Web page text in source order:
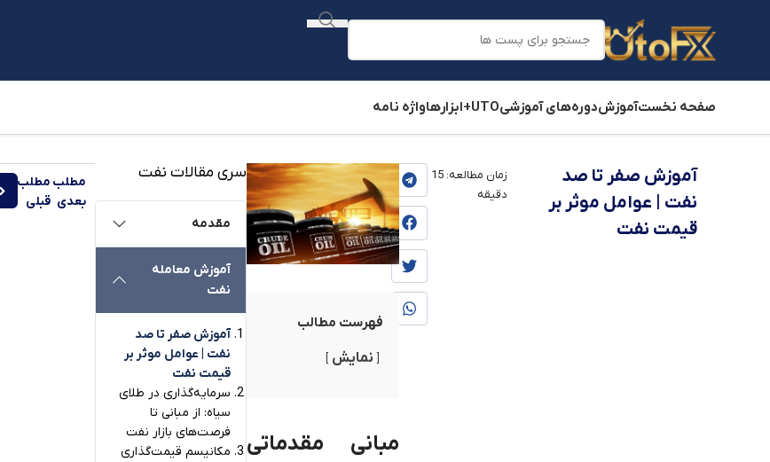
صفحه نخستآموزشدوره‌های آموزشیUTO+ ابزارهاواژه نامه
بلاگ »آموزش »آموزش فاندامنتال »آموزش فاندامنتال کامودیتی
آموزش صفر تا صد
نفت | عوامل موثر بر
قیمت نفت
زمان مطالعه: 15
دقیقه
فهرست مطالب
نمایش
مبانی مقدماتی
سری مقالات نفت
مقدمه
آموزش معامله
نفت
آموزش صفر تا صد
نفت | عوامل موثر بر
قیمت نفت
سرمایه‌گذاری در طلای
سیاه: از مبانی تا
فرصت‌های بازار نفت
مکانیسم قیمت‌گذاری
مطلب
بعدی
مطلب
قبلی